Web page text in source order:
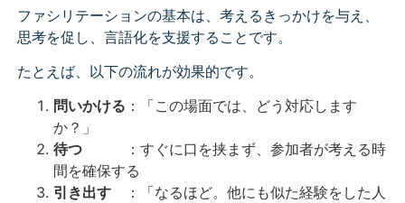
ファシリテーションの基本は、考えるきっかけを与え、
思考を促し、言語化を支援することです。
たとえば、以下の流れが効果的です。
問いかける ：「この場面では、どう対応します
か？」
待つ
：すぐに口を挟まず、参加者が考える時
間を確保する
引き出す
：「なるほど。他にも似た経験をした人